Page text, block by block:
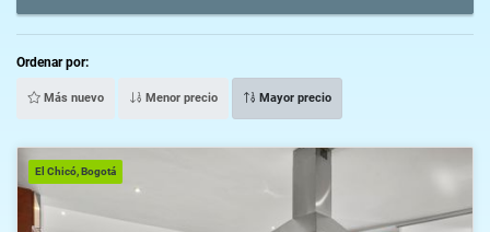
Ordenar por:
Más nuevo Menor precio Mayor precio
El Chicó, Bogotá